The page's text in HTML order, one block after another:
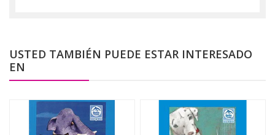
USTED TAMBIÉN PUEDE ESTAR INTERESADO
EN